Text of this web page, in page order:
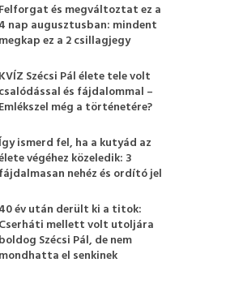
Felforgat és megváltoztat ez a
4 nap augusztusban: mindent
megkap ez a 2 csillagjegy
KVÍZ Szécsi Pál élete tele volt
csalódással és fájdalommal –
Emlékszel még a történetére?
Így ismerd fel, ha a kutyád az
végéhez közeledik: 3
fájdalmasan nehéz és ordító jel
40 év után derült ki a titok:
Cserháti mellett volt utoljára
boldog Szécsi Pál, de nem
mondhatta el senkinek